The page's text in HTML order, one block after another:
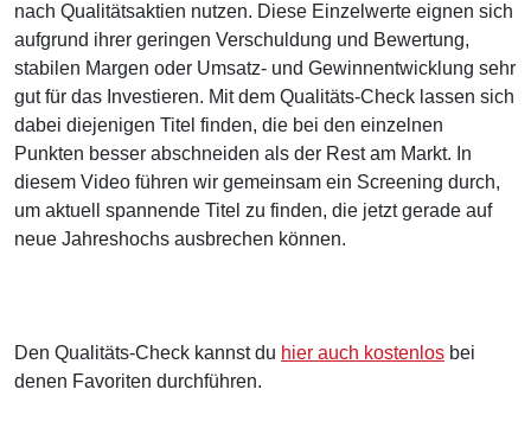
nach Qualitätsaktien nutzen. Diese Einzelwerte eignen sich
aufgrund ihrer geringen Verschuldung und Bewertung,
stabilen Margen oder Umsatz- und Gewinnentwicklung sehr
gut für das Investieren. Mit dem Qualitäts-Check lassen sich
dabei diejenigen Titel finden, die bei den einzelnen
Punkten besser abschneiden als der Rest am Markt. In
diesem Video führen wir gemeinsam ein Screening durch,
um aktuell spannende Titel zu finden, die jetzt gerade auf
neue Jahreshochs ausbrechen können.
Den Qualitäts-Check kannst du hier auch kostenlos bei
denen Favoriten durchführen.